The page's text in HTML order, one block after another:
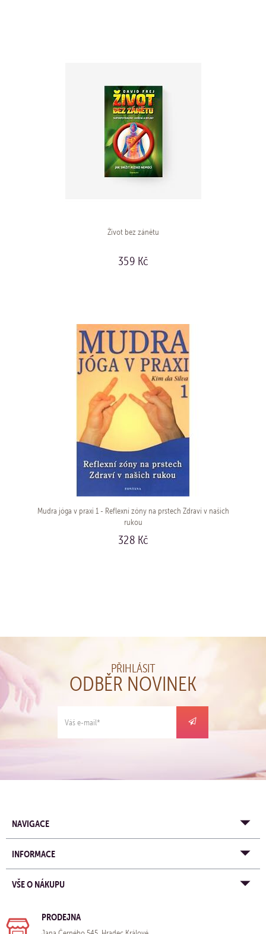
Život bez zánětu
359 Kč
Mudra jóga v praxi 1 - Reflexní zóny na prstech Zdraví v našich
rukou
328 Kč
PŘIHLÁSIT
ODBĚR NOVINEK
NAVIGACE
INFORMACE
VŠE O NÁKUPU
PRODEJNA